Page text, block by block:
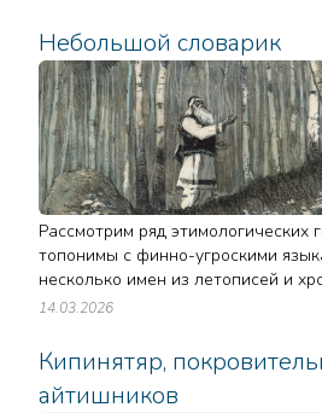
Небольшой словарик
Рассмотрим ряд этимологических
топонимы с финно-угроскими
несколько имен из летописей и
14.03.2026
Кипинятяр,
айтишников